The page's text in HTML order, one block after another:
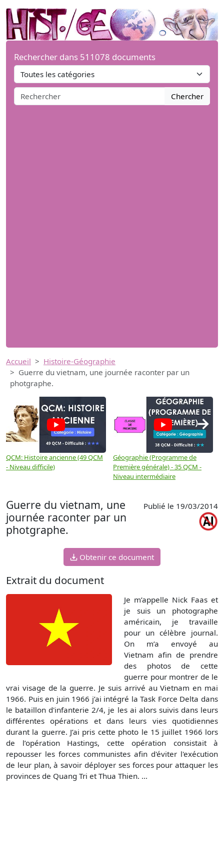
Rechercher dans 511078 documents
Chercher
Accueil
Histoire-Géographie
Guerre du vietnam, une journée raconter par un
photgraphe.
QCM: Histoire ancienne (49 QCM
- Niveau difficile)
Géographie (Programme de
Première générale) - 35 QCM -
Niveau intermédiaire
→
Guerre du vietnam, une
journée raconter par un
photgraphe.
Publié le 19/03/2014
Obtenir ce document
Extrait du document
Je m’appelle Nick Faas et
je suis un photographe
américain, je travaille
pour un célèbre journal.
On m’a envoyé au
Vietnam afin de prendre
des photos de cette
guerre pour montrer de le
vrai visage de la guerre. Je suis arrivé au Vietnam en mai
1966. Puis en juin 1966 j’ai intégré la Task Force Delta dans
le bataillon d'infanterie 2/4, je les ai alors suivis dans leurs
différentes opérations et dans leurs vies quotidiennes
durant la guerre. J’ai pris cette photo le 15 juillet 1966 lors
de l’opération Hastings, cette opération consistait à
repousser les forces communistes afin d'éviter l'exécution
de leur plan, à savoir déployer ses forces pour attaquer les
provinces de Quang Tri et Thua Thien. ...